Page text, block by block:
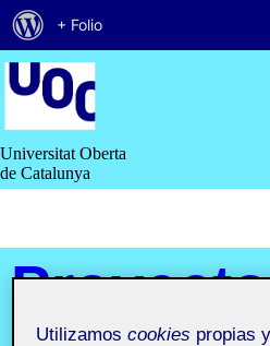
Saltar
contenido
Universitat Oberta
de Catalunya
Proyecto
Acerca
de
WordPress
+ Folio
Utilizamoscookies propias